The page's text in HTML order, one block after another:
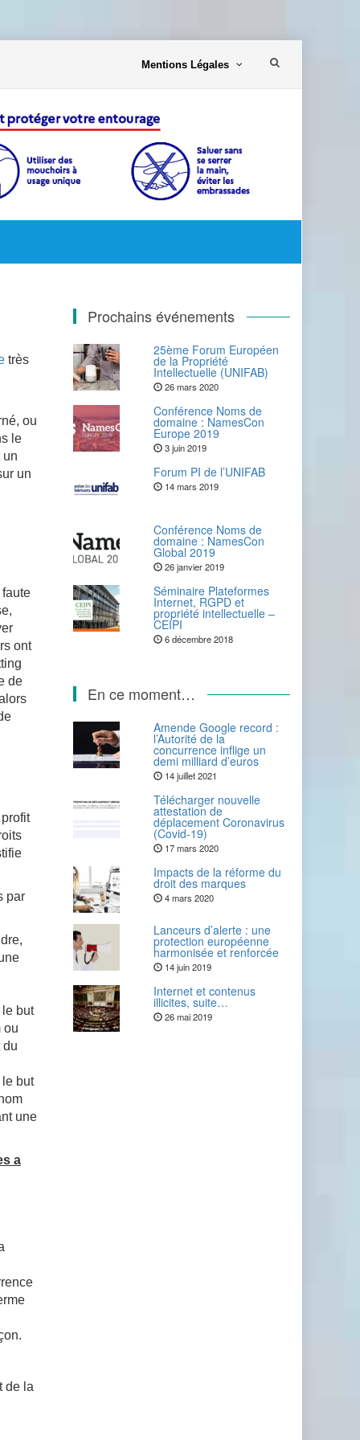
contenu
Mentions Légales
très
ou
le
un
un
ont
de
par
le but
ou
du
le but
une
a
de la
Prochains événements
25ème Forum Européen
de la Propriété
Intellectuelle (UNIFAB)
26 mars 2020
Conférence Noms de
domaine : NamesCon
Europe 2019
3 juin 2019
Forum PI de l’UNIFAB
14 mars 2019
Conférence Noms de
domaine : NamesCon
Global 2019
26 janvier 2019
Séminaire Plateformes
Internet, RGPD et
propriété intellectuelle –
CEIPI
6 décembre 2018
En ce moment…
Amende Google record :
l’Autorité de la
concurrence inflige un
demi milliard d’euros
14 juillet 2021
Télécharger nouvelle
attestation de
déplacement Coronavirus
(Covid-19)
17 mars 2020
Impacts de la réforme du
droit des marques
4 mars 2020
Lanceurs d’alerte : une
protection européenne
harmonisée et renforcée
14 juin 2019
Internet et contenus
illicites, suite…
26 mai 2019